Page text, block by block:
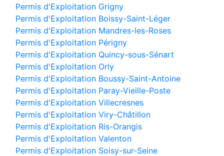
Permis d'Exploitation Grigny
Permis d'Exploitation Boissy-Saint-Léger
Permis d'Exploitation Mandres-les-Roses
Permis d'Exploitation Périgny
Permis d'Exploitation Quincy-sous-Sénart
Permis d'Exploitation Orly
Permis d'Exploitation Boussy-Saint-Antoine
Permis d'Exploitation Paray-Vieille-Poste
Permis d'Exploitation Villecresnes
Permis d'Exploitation Viry-Châtillon
Permis d'Exploitation Ris-Orangis
Permis d'Exploitation Valenton
Permis d'Exploitation Soisy-sur-Seine